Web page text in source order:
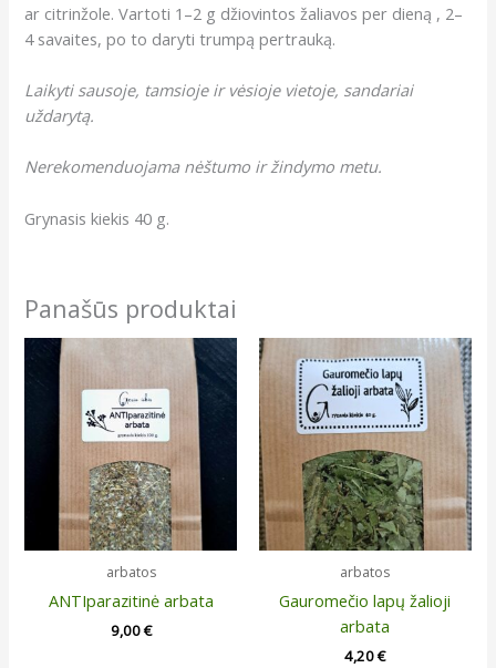
ar citrinžole. Vartoti 1–2 g džiovintos žaliavos per dieną , 2–
4 savaites, po to daryti trumpą pertrauką.
Laikyti sausoje, tamsioje ir vėsioje vietoje, sandariai
uždarytą.
Nerekomenduojama nėštumo ir žindymo metu.
Grynasis kiekis 40 g.
Panašūs produktai
arbatos
ANTIparazitinė arbata
9,00€
arbatos
Gauromečio lapų žalioji
arbata
4,20€